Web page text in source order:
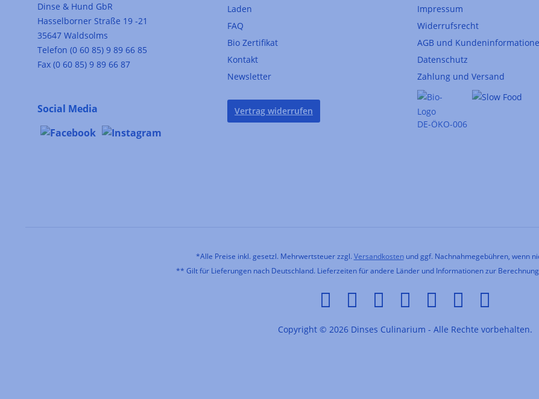
Dinse & Hund GbR
Hasselborner Straße 19 -21
35647 Waldsolms
Telefon (0 60 85) 9 89 66 85
Fax (0 60 85) 9 89 66 87
Social Media
Laden
FAQ
Bio Zertifikat
Kontakt
Newsletter
Vertrag widerrufen
Impressum
Widerrufsrecht
AGB und
Datenschutz
Zahlung und Versand
DE-ÖKO-006
*Alle Preise inkl. gesetzl. Mehrwertsteuer zzgl. Versandkostenund ggf. Nachnahmegebühren, wenn
** Gilt für Lieferungen nach Deutschland. Lieferzeiten für andere Länder und Informationen zur
Copyright © 2026 Dinses Culinarium - Alle Rechte vorbehalten.